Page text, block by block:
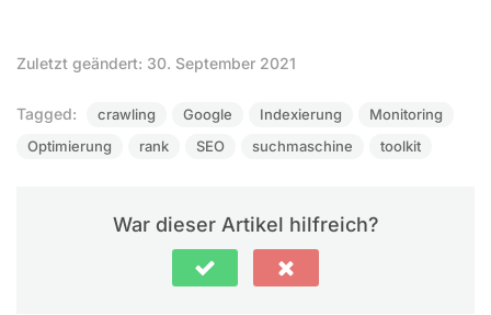
Zuletzt geändert: 30. September 2021
Tagged: crawling Google Indexierung
Monitoring
Optimierung
rank SEO suchmaschine toolkit
War dieser Artikel hilfreich?